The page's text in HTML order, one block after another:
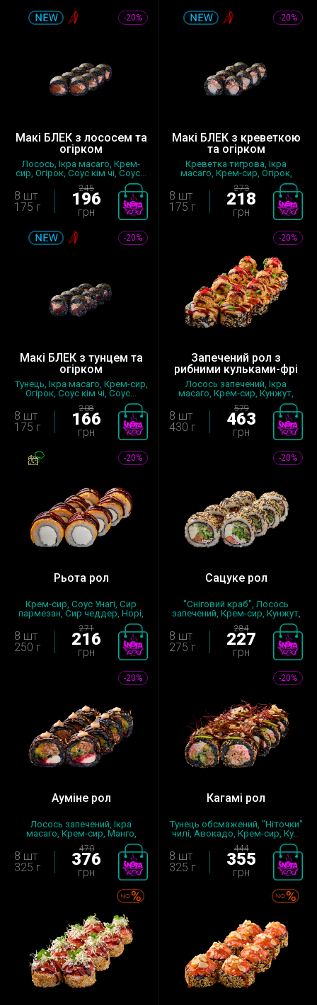
-20%
Макі БЛЕК з лососем та
огірком
Лосось, Ікра масаго, Крем-
сир, Огірок, Соус кiм чi, Соус...
8 шт
175 г
245
196
грн
-20%
Макі БЛЕК з креветкою
та огірком
Креветка тигрова, Ікра
масаго, Крем-сир, Огірок,
Соус Шр...
8 шт
175 г
273
218
грн
-20%
Макі БЛЕК з тунцем та
огірком
Тунець, Ікра масаго, Крем-сир,
Огірок, Соус кiм чi, Соус...
8 шт
175 г
208
166
грн
-20%
Запечений рол з
рибними кульками-фрі
Лосось запечений, Ікра
масаго, Крем-сир, Кунжут,
Цибуля...
8 шт
430 г
579
463
грн
-20%
Рьота рол
Крем-сир, Соус Унагі, Сир
пармезан, Сир чеддер, Норі,
Ри...
8 шт
250 г
271
216
грн
-20%
Сацуке рол
"Сніговий краб", Лосось
запечений, Крем-сир, Кунжут,
Огі...
8 шт
275 г
284
227
грн
-20%
Ауміне рол
Лосось запечений, Ікра
масаго, Крем-сир, Манго,
Огірок,...
8 шт
325 г
470
376
грн
-20%
Кагамі рол
Тунець обсмажений, "Ніточки"
чилі, Авокадо, Крем-сир, Ку...
8 шт
325 г
444
355
грн